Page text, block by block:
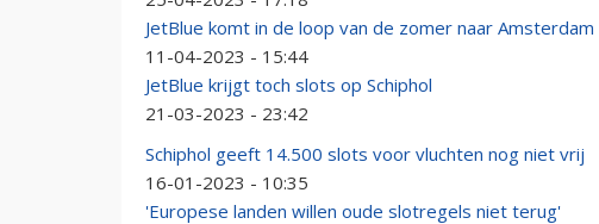
JetBlue komt in de loop van de zomer naar Amsterdam
11-04-2023 - 15:44
JetBlue krijgt toch slots op Schiphol
21-03-2023 - 23:42
Schiphol geeft 14.500 slots voor vluchten nog niet vrij
16-01-2023 - 10:35
'Europese landen willen oude slotregels niet terug'